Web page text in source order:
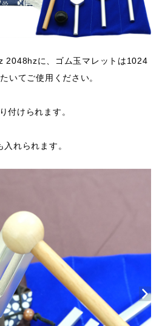
2048hzに、ゴム玉マレットは1024
いてご使用ください。
付けられます。
れられます。